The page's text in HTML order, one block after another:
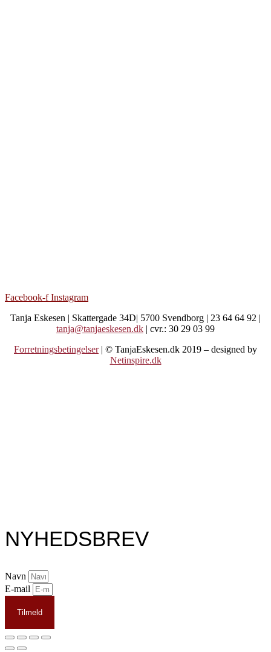
Facebook-f Instagram
Tanja Eskesen | Skattergade 34D| 5700 Svendborg | 23 64 64 92 |
tanja@tanjaeskesen.dk | cvr.: 30 29 03 99
Forretningsbetingelser | © TanjaEskesen.dk 2019 – designed by
Netinspire.dk
NYHEDSBREV
Navn
E-mail
Tilmeld